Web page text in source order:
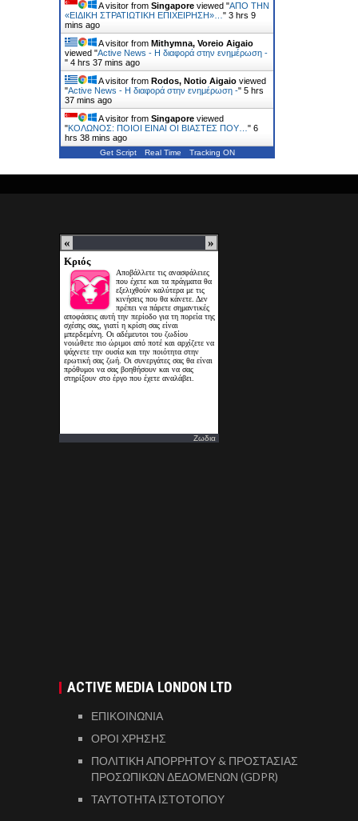
A visitor from Singapore viewed "ΑΠΟ ΤΗΝ
«ΕΙΔΙΚΗ ΣΤΡΑΤΙΩΤΙΚΗ ΕΠΙΧΕΙΡΗΣΗ»… " 3 hrs 9
mins ago
A visitor from Mithymna, Voreio Aigaio
viewed "Active News - Η διαφορά στην ενημέρωση -
" 4 hrs 37 mins ago
A visitor from Rodos, Notio Aigaio viewed
"Active News - Η διαφορά στην ενημέρωση -" 5 hrs
37 mins ago
A visitor from Singapore viewed
"ΚΟΛΩΝΟΣ: ΠΟΙΟΙ ΕΙΝΑΙ ΟΙ ΒΙΑΣΤΕΣ ΠΟΥ… " 6
hrs 38 mins ago
Get Script Real Time Tracking ON
Ζωδια
ACTIVE MEDIA LONDON LTD
ΕΠΙΚΟΙΝΩΝΙΑ
ΟΡΟΙ ΧΡΗΣΗΣ
ΠΟΛΙΤΙΚΗ ΑΠΟΡΡΗΤΟΥ & ΠΡΟΣΤΑΣΙΑΣ
ΠΡΟΣΩΠΙΚΩΝ ΔΕΔΟΜΕΝΩΝ (GDPR)
ΤΑΥΤΟΤΗΤΑ ΙΣΤΟΤΟΠΟΥ